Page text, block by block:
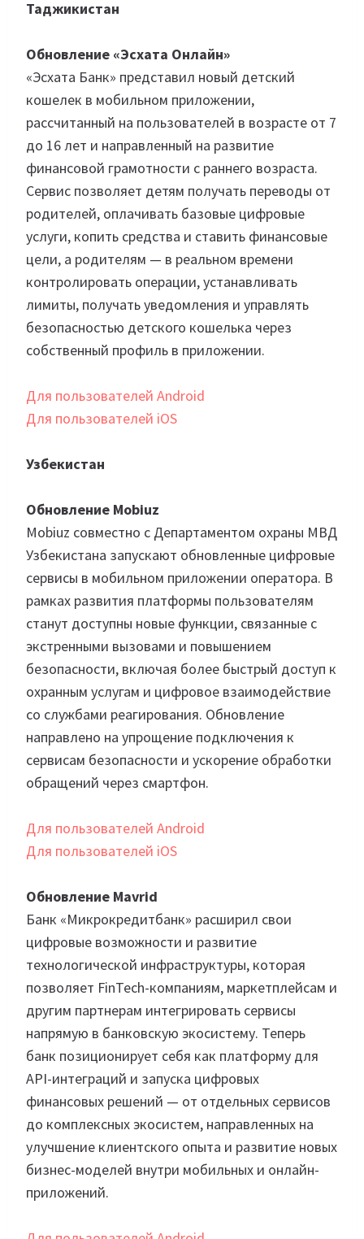
Таджикистан
Обновление «Эсхата Онлайн»
«Эсхата Банк» представил новый детский
кошелек в мобильном приложении,
рассчитанный на пользователей в возрасте от 7
до 16 лет и направленный на развитие
финансовой грамотности с раннего возраста.
Сервис позволяет детям получать переводы от
родителей, оплачивать базовые цифровые
услуги, копить средства и ставить финансовые
цели, а родителям — в реальном времени
контролировать операции, устанавливать
лимиты, получать уведомления и управлять
безопасностью детского кошелька через
собственный профиль в приложении.
Для пользователей Android
Для пользователей iOS
Узбекистан
Обновление Mobiuz
Mobiuz совместно с Департаментом охраны МВД
Узбекистана запускают обновленные цифровые
сервисы в мобильном приложении оператора. В
рамках развития платформы пользователям
станут доступны новые функции, связанные с
экстренными вызовами и повышением
безопасности, включая более быстрый доступ к
охранным услугам и цифровое взаимодействие
со службами реагирования. Обновление
направлено на упрощение подключения к
сервисам безопасности и ускорение обработки
обращений через смартфон.
Для пользователей Android
Для пользователей iOS
Обновление Мavrid
Банк «Микрокредитбанк» расширил свои
цифровые возможности и развитие
технологической инфраструктуры, которая
позволяет FinTech-компаниям, маркетплейсам и
другим партнерам интегрировать сервисы
напрямую в банковскую экосистему. Теперь
банк позиционирует себя как платформу для
API-интеграций и запуска цифровых
финансовых решений — от отдельных сервисов
до комплексных экосистем, направленных на
улучшение клиентского опыта и развитие новых
бизнес-моделей внутри мобильных и онлайн-
приложений.